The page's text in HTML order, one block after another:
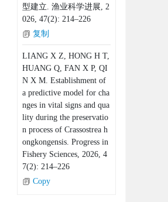
型建立. 渔业科学进展, 2
026, 47(2): 214–226
复制
LIANG X Z, HONG H T,
HUANG Q, FAN X P, QI
N X M. Establishment of
a predictive model for cha
nges in vital signs and qua
lity during the preservatio
n process of Crassostrea h
ongkongensis. Progress in
Fishery Sciences, 2026, 4
7(2): 214–226
Copy